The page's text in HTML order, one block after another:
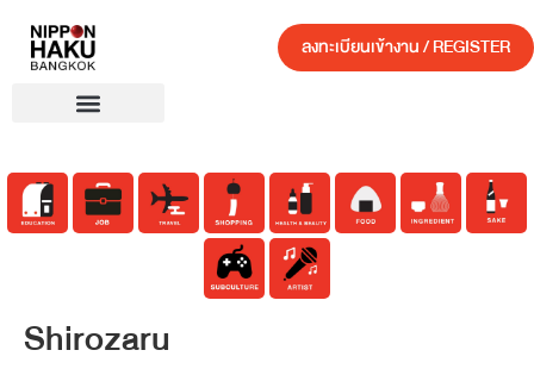
ลงทะเบียนเข้างาน / REGISTER
Shirozaru